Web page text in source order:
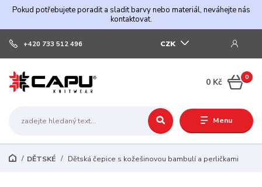
Pokud potřebujete poradit a sladit barvy nebo materiál, neváhejte nás
kontaktovat.
Menu
CZK
+420 733 512 496
0
0 Kč
DĚTSKÉ Dětská čepice s kožešinovou bambulí a perličkami